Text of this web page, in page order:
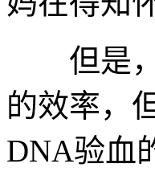
但是，
的效率，
DNA验血